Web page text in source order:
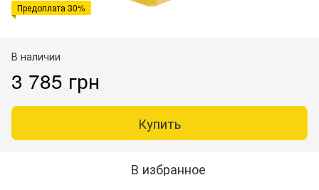
Предоплата 30%
В наличии
3 785 грн
Купить
В избранное